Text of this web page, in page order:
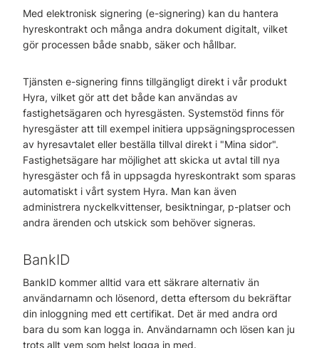
Med elektronisk signering (e-signering) kan du hantera
hyreskontrakt och många andra dokument digitalt, vilket
gör processen både snabb, säker och hållbar.
Tjänsten e-signering finns tillgängligt direkt i vår produkt
Hyra, vilket gör att det både kan användas av
fastighetsägaren och hyresgästen. Systemstöd finns för
hyresgäster att till exempel initiera uppsägningsprocessen
av hyresavtalet eller beställa tillval direkt i "Mina sidor".
Fastighetsägare har möjlighet att skicka ut avtal till nya
hyresgäster och få in uppsagda hyreskontrakt som sparas
automatiskt i vårt system Hyra. Man kan även
administrera nyckelkvittenser, besiktningar, p-platser och
andra ärenden och utskick som behöver signeras.
BankID
BankID kommer alltid vara ett säkrare alternativ än
användarnamn och lösenord, detta eftersom du bekräftar
din inloggning med ett certifikat. Det är med andra ord
bara du som kan logga in. Användarnamn och lösen kan ju
trots allt vem som helst logga in med.